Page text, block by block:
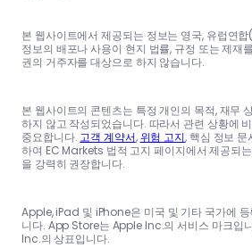
본 웹사이트에서 제공되는 정보는 영국, 유럽연
정보의 배포나 사용이 현지 법률, 규정 또는 제재
권의 거주자를 대상으로 하지 않습니다.
본 웹사이트의 콘텐츠는 특정 개인의 목적, 재무
하지 않고 작성되었습니다. 따라서 관련 상황에
중요합니다. 고객 계약서,위험 고지, 핵심 정보
하여 EC Markets 법적 고지 페이지에서 제공되
을 강력히 권장합니다.
Apple, iPad 및 iPhone은 미국 및 기타 국가에
니다. App Store는 Apple Inc.의 서비스 마크
Inc.의 상표입니다.